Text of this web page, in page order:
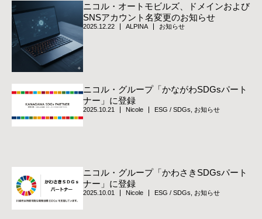
ニコル・オートモビルズ、ドメインおよび
SNSアカウント名変更のお知らせ
2025.12.22 ALPINA お知らせ
ニコル・グループ「かながわSDGsパート
ナー」に登録
2025.10.21 Nicole ESG / SDGs お知らせ
ニコル・グループ「かわさきSDGsパート
ナー」に登録
2025.10.01 Nicole ESG / SDGs, お知らせ